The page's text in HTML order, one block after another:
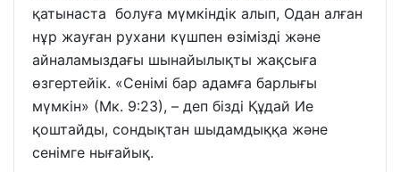
қатынаста болуға мүмкіндік алып, Одан алған
нұр жауған рухани күшпен өзімізді және
айналамыздағы шынайылықты жақсыға
өзгертейік. «Сенімі бар адамға барлығы
мүмкін» (Мк. 9:23), – деп бізді Құдай Ие
қоштайды, сондықтан шыдамдыққа және
сенімге нығайық.